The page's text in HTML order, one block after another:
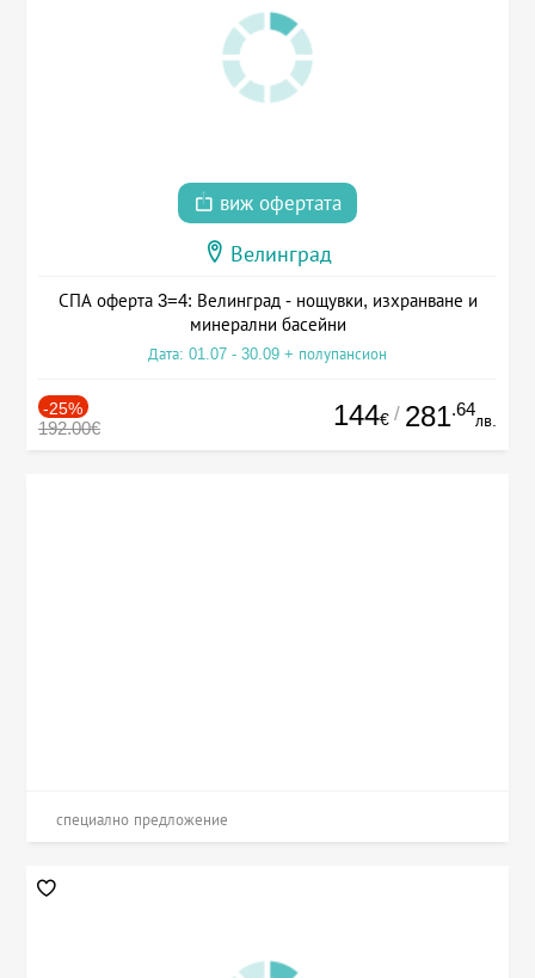
виж офертата
Велинград
СПА оферта 3=4: Велинград - нощувки, изхранване и
минерални басейни
Дата: 01.07 - 30.09 + полупансион
-25%
192.00€ 144€ / 281.64
лв.
специално предложение